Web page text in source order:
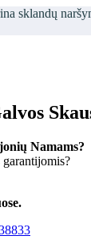
sklandų
Namams?